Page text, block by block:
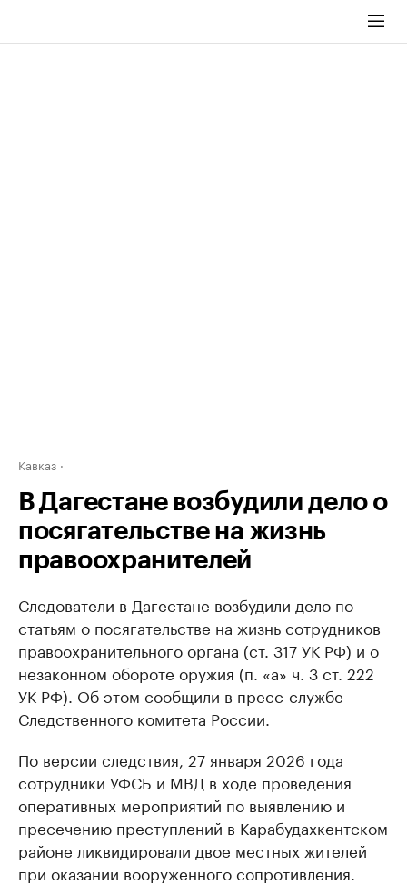
Кавказ
В Дагестане возбудили дело о
посягательстве на жизнь
правоохранителей
Следователи в Дагестане возбудили дело по
статьям о посягательстве на жизнь сотрудников
правоохранительного органа (ст. 317 УК РФ) и о
незаконном обороте оружия (п. «а» ч. 3 ст. 222
УК РФ). Об этом сообщили в пресс-службе
Следственного комитета России.
По версии следствия, 27 января 2026 года
сотрудники УФСБ и МВД в ходе проведения
оперативных мероприятий по выявлению и
пресечению преступлений в Карабудахкентском
районе ликвидировали двое местных жителей
при оказании вооруженного сопротивления.